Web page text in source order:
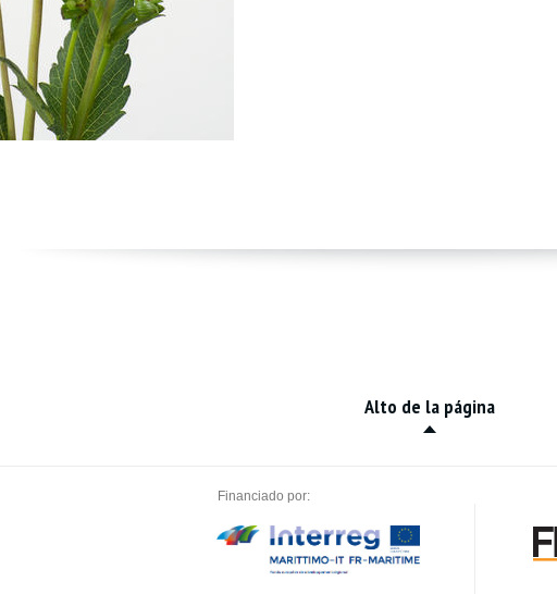
Alto de la página
Financiado por: